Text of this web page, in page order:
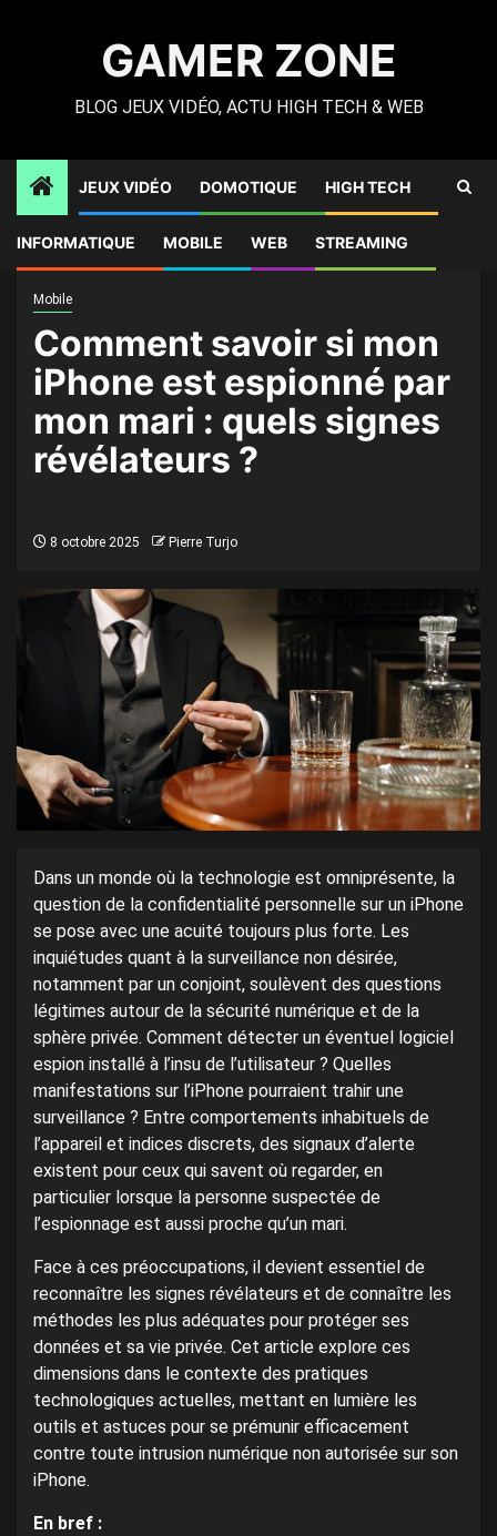
GAMER ZONE
BLOG JEUX VIDÉO, ACTU HIGH TECH & WEB
JEUX VIDÉO DOMOTIQUE HIGH TECH
INFORMATIQUE MOBILE WEB STREAMING
est espionné par mon mari : quels signes révélateurs ?
Mobile
Comment savoir si mon
iPhone est espionné par
mon mari : quels signes
révélateurs ?
8 octobre 2025 Pierre Turjo
Dans un monde où la technologie est omniprésente, la
question de la confidentialité personnelle sur un iPhone
se pose avec une acuité toujours plus forte. Les
inquiétudes quant à la surveillance non désirée,
notamment par un conjoint, soulèvent des questions
légitimes autour de la sécurité numérique et de la
sphère privée. Comment détecter un éventuel logiciel
espion installé à l’insu de l’utilisateur ? Quelles
manifestations sur l’iPhone pourraient trahir une
surveillance ? Entre comportements inhabituels de
l’appareil et indices discrets, des signaux d’alerte
existent pour ceux qui savent où regarder, en
particulier lorsque la personne suspectée de
l’espionnage est aussi proche qu’un mari.
Face à ces préoccupations, il devient essentiel de
reconnaître les signes révélateurs et de connaître les
méthodes les plus adéquates pour protéger ses
données et sa vie privée. Cet article explore ces
dimensions dans le contexte des pratiques
technologiques actuelles, mettant en lumière les
outils et astuces pour se prémunir efficacement
contre toute intrusion numérique non autorisée sur son
iPhone.
En bref :